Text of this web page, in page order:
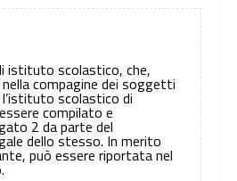
istituto scolastico, che,
compagine dei soggetti
scolastico di
compilato e
2 da parte del
dello stesso. In merito
può essere riportata nel